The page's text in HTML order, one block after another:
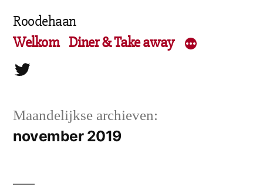
naar
inhoud
Roodehaan
Welkom Diner & Take away
Twitter
Maandelijkse archieven:
november 2019